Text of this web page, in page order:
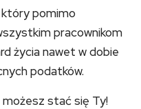
pomimo
pracownikom
życia nawet w dobie
podatków.
możesz stać się Ty!